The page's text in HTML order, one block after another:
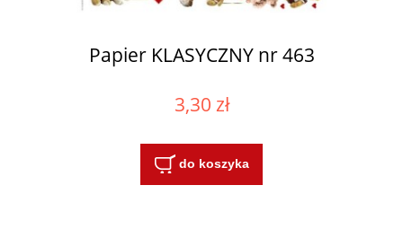
Papier KLASYCZNY nr 463
3,30 zł
do koszyka